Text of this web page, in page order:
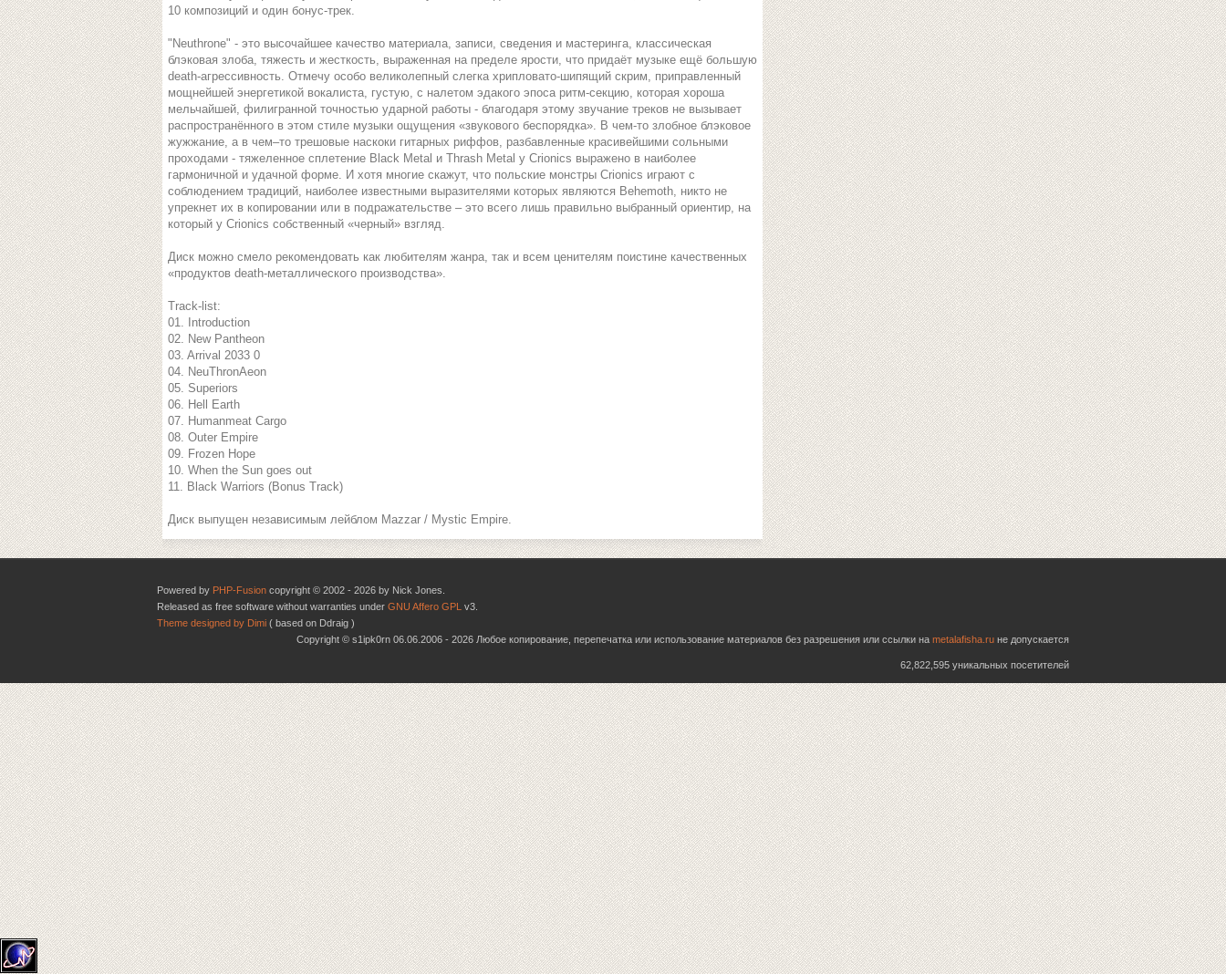
10 композиций и один бонус-трек.
"Neuthrone" - это высочайшее качество материала, записи, сведения и мастеринга, классическая
блэковая злоба, тяжесть и жесткость, выраженная на пределе ярости, что придаёт музыке ещё большую
death-агрессивность. Отмечу особо великолепный слегка хрипловато-шипящий скрим, приправленный
мощнейшей энергетикой вокалиста, густую, с налетом эдакого эпоса ритм-секцию, которая хороша
мельчайшей, филигранной точностью ударной работы - благодаря этому звучание треков не вызывает
распространённого в этом стиле музыки ощущения «звукового беспорядка». В чем-то злобное блэковое
жужжание, а в чем–то трешовые наскоки гитарных риффов, разбавленные красивейшими сольными
проходами - тяжеленное сплетение Black Metal и Thrash Metal у Crionics выражено в наиболее
гармоничной и удачной форме. И хотя многие скажут, что польские монстры Crionics играют с
соблюдением традиций, наиболее известными выразителями которых являются Behemoth, никто не
упрекнет их в копировании или в подражательстве – это всего лишь правильно выбранный ориентир, на
который у Crionics собственный «черный» взгляд.
Диск можно смело рекомендовать как любителям жанра, так и всем ценителям поистине качественных
«продуктов death-металлического производства».
Track-list:
01. Introduction
02. New Pantheon
03. Arrival 2033 0
04. NeuThronAeon
05. Superiors
06. Hell Earth
07. Humanmeat Cargo
08. Outer Empire
09. Frozen Hope
10. When the Sun goes out
11. Black Warriors (Bonus Track)
Диск выпущен независимым лейблом Mazzar / Mystic Empire.
Powered by PHP-Fusion copyright © 2002 - 2026 by Nick Jones.
Released as free software without warranties under GNU Affero GPL v3.
Theme designed by Dimi ( based on Ddraig )
Copyright © s1ipk0rn 06.06.2006 - 2026 Любое копирование, перепечатка или использование материалов без разрешения или ссылки на metalafisha.ru не допускается
62,822,595 уникальных посетителей